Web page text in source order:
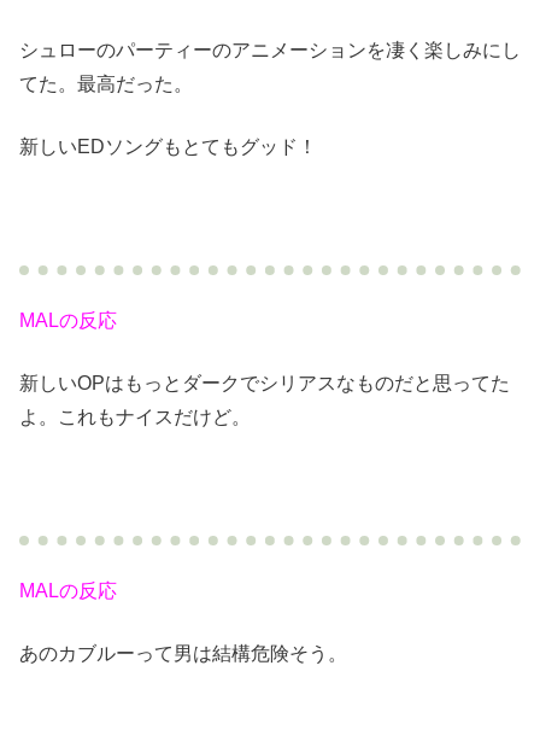
シュローのパーティーのアニメーションを凄く楽しみにし
てた。最高だった。
新しいEDソングもとてもグッド！
MALの反応
新しいOPはもっとダークでシリアスなものだと思ってた
よ。これもナイスだけど。
MALの反応
あのカブルーって男は結構危険そう。